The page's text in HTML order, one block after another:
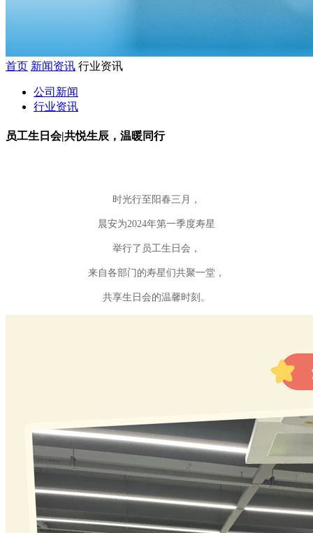
首页 新闻资讯 行业资讯
公司新闻
行业资讯
员工生日会|共悦生辰，温暖同行
时光行至阳春三月，
晨安为2024年第一季度寿星
举行了员工生日会，
来自各部门的寿星们共聚一堂，
共享生日会的温馨时刻。